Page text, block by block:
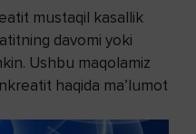
mustaqil kasallik
davomi yoki
Ushbu maqolamiz
haqida ma’lumot